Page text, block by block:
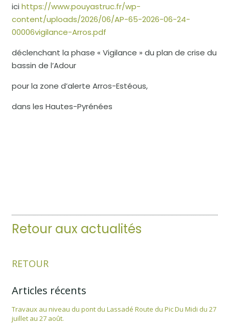
ici https://www.pouyastruc.fr/wp-
content/uploads/2026/06/AP-65-2026-06-24-
00006vigilance-Arros.pdf
déclenchant la phase « Vigilance » du plan de crise du
bassin de l’Adour
pour la zone d’alerte Arros-Estéous,
dans les Hautes-Pyrénées
Retour aux actualités
RETOUR
Articles récents
Travaux au niveau du pont du Lassadé Route du Pic Du Midi du 27
juillet au 27 août.